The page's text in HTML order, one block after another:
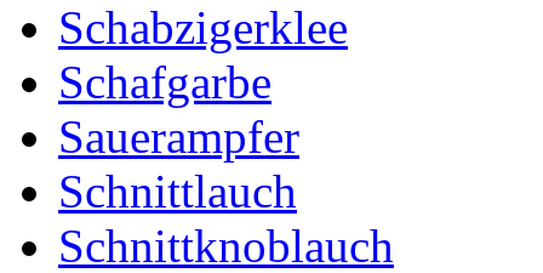
Schabzigerklee
Schafgarbe
Sauerampfer
Schnittlauch
Schnittknoblauch